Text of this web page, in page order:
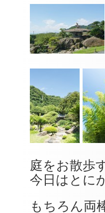
庭をお散歩
今日はとに
もちろん両